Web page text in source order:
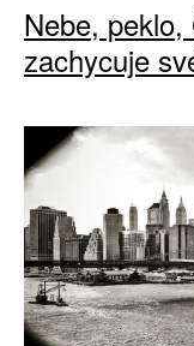
Nebe,
zachycuje